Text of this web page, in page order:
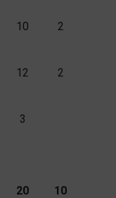
10 2
12 2
3
20 10